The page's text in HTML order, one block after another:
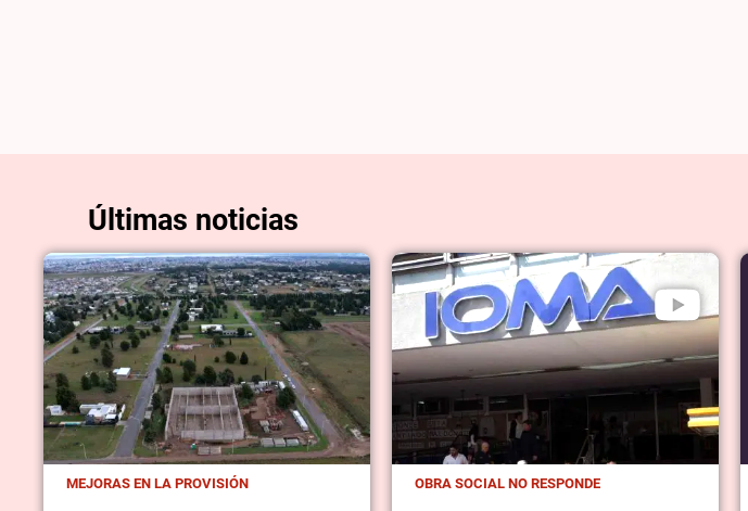
Últimas noticias
MEJORAS EN LA PROVISIÓN OBRA SOCIAL NO RESPONDE